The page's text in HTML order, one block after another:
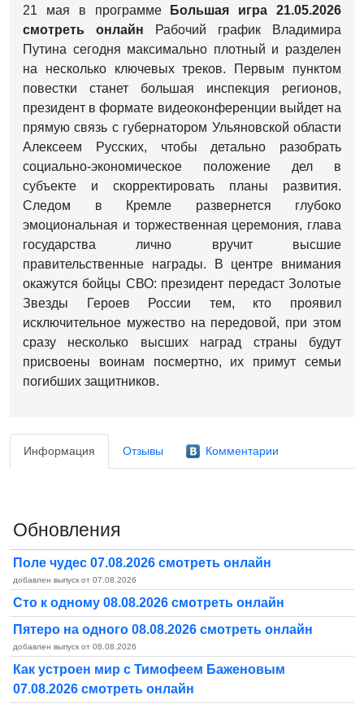
21 мая в программе
Большая игра 21.05.2026
смотреть онлайн Рабочий график Владимира
Путина сегодня максимально плотный и разделен
на несколько ключевых треков. Первым пунктом
повестки станет большая инспекция регионов,
президент в формате видеоконференции выйдет на
прямую связь с губернатором Ульяновской области
Алексеем Русских, чтобы детально разобрать
социально-экономическое положение дел в
субъекте и скорректировать планы развития.
Следом в Кремле развернется глубоко
эмоциональная и торжественная церемония, глава
государства лично вручит высшие
правительственные награды. В центре внимания
окажутся бойцы СВО: президент передаст Золотые
Звезды Героев России тем, кто проявил
исключительное мужество на передовой, при этом
сразу несколько высших наград страны будут
присвоены воинам посмертно, их примут семьи
погибших защитников.
Информация Отзывы Комментарии
Обновления
Поле чудес 07.08.2026 смотреть онлайн
добавлен выпуск от 07.08.2026
Сто к одному 08.08.2026 смотреть онлайн
Пятеро на одного 08.08.2026 смотреть онлайн
добавлен выпуск от 08.08.2026
Как устроен мир с Тимофеем Баженовым
07.08.2026 смотреть онлайн